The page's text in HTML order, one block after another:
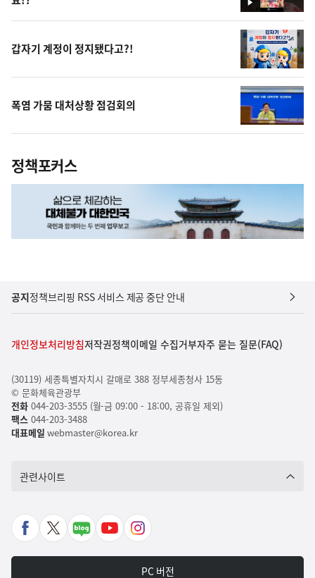
영
상
갑자기 계정이 정지됐다고?!
폭염 가뭄 대처상황 점검회의
정책포커스
공지정책브리핑 RSS 서비스 제공 중단 안내
개인정보처리방침저작권정책이메일 수집거부자주 묻는 질문(FAQ)
(30119) 세종특별자치시 갈매로 388 정부세종청사 15동
© 문화체육관광부
전화044-203-3555 (월-금 09:00 - 18:00, 공휴일 제외)
팩스044-203-3488
대표메일 webmaster@korea.kr
관련사이트
페
X
네
유
인
타
PC 버전